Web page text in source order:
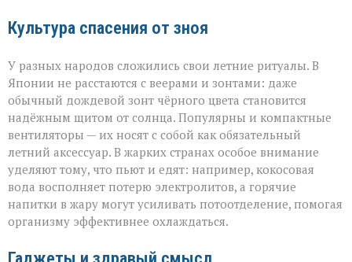
Культура спасения от зноя
У разных народов сложились свои летние ритуалы. В
Японии не расстаются с веерами и зонтами: даже
обычный дождевой зонт чёрного цвета становится
надёжным щитом от солнца. Популярны и компактные
вентиляторы — их носят с собой как обязательный
летний аксессуар. В жарких странах особое внимание
уделяют тому, что пьют и едят: например, кокосовая
вода восполняет потерю электролитов, а горячие
напитки в жару могут усиливать потоотделение, помогая
организму эффективнее охлаждаться.